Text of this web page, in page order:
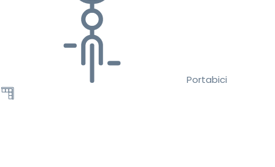
Portabici